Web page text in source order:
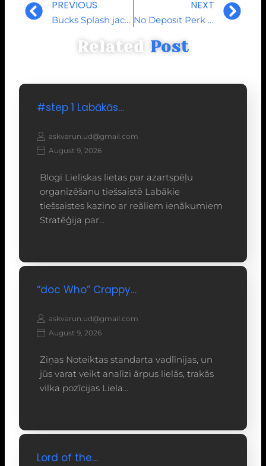
PREVIOUS
Bucks Splash jackpot position Microgaming free enjoy incentive!
NEXT
No Deposit Perk Gambling Establishment List: Discover the most effective Offers absolutely free Play
Related Post
#step 1 Labākās…
askvarun.ud@gmail.com
August 9, 2026
Blogi Lieliskas lietas par azartspēļu
organizēšanu tiešsaistē Labākie
tiešsaistes kazino ar reāliem ienākumiem
Stratēģija par…
“doc Who” Crappy…
askvarun.ud@gmail.com
August 9, 2026
Ziņas Noteiktas standarta vadlīnijas, un
jūs varat veikt analīzi ārpus lielās, trakās
vilka pozīcijas Liela…
Lord of the…